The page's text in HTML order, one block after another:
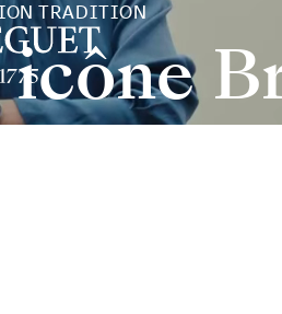
TRADITION
icône